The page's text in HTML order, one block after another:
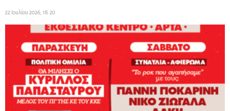
22 Ιουλίου 2026, 18:20